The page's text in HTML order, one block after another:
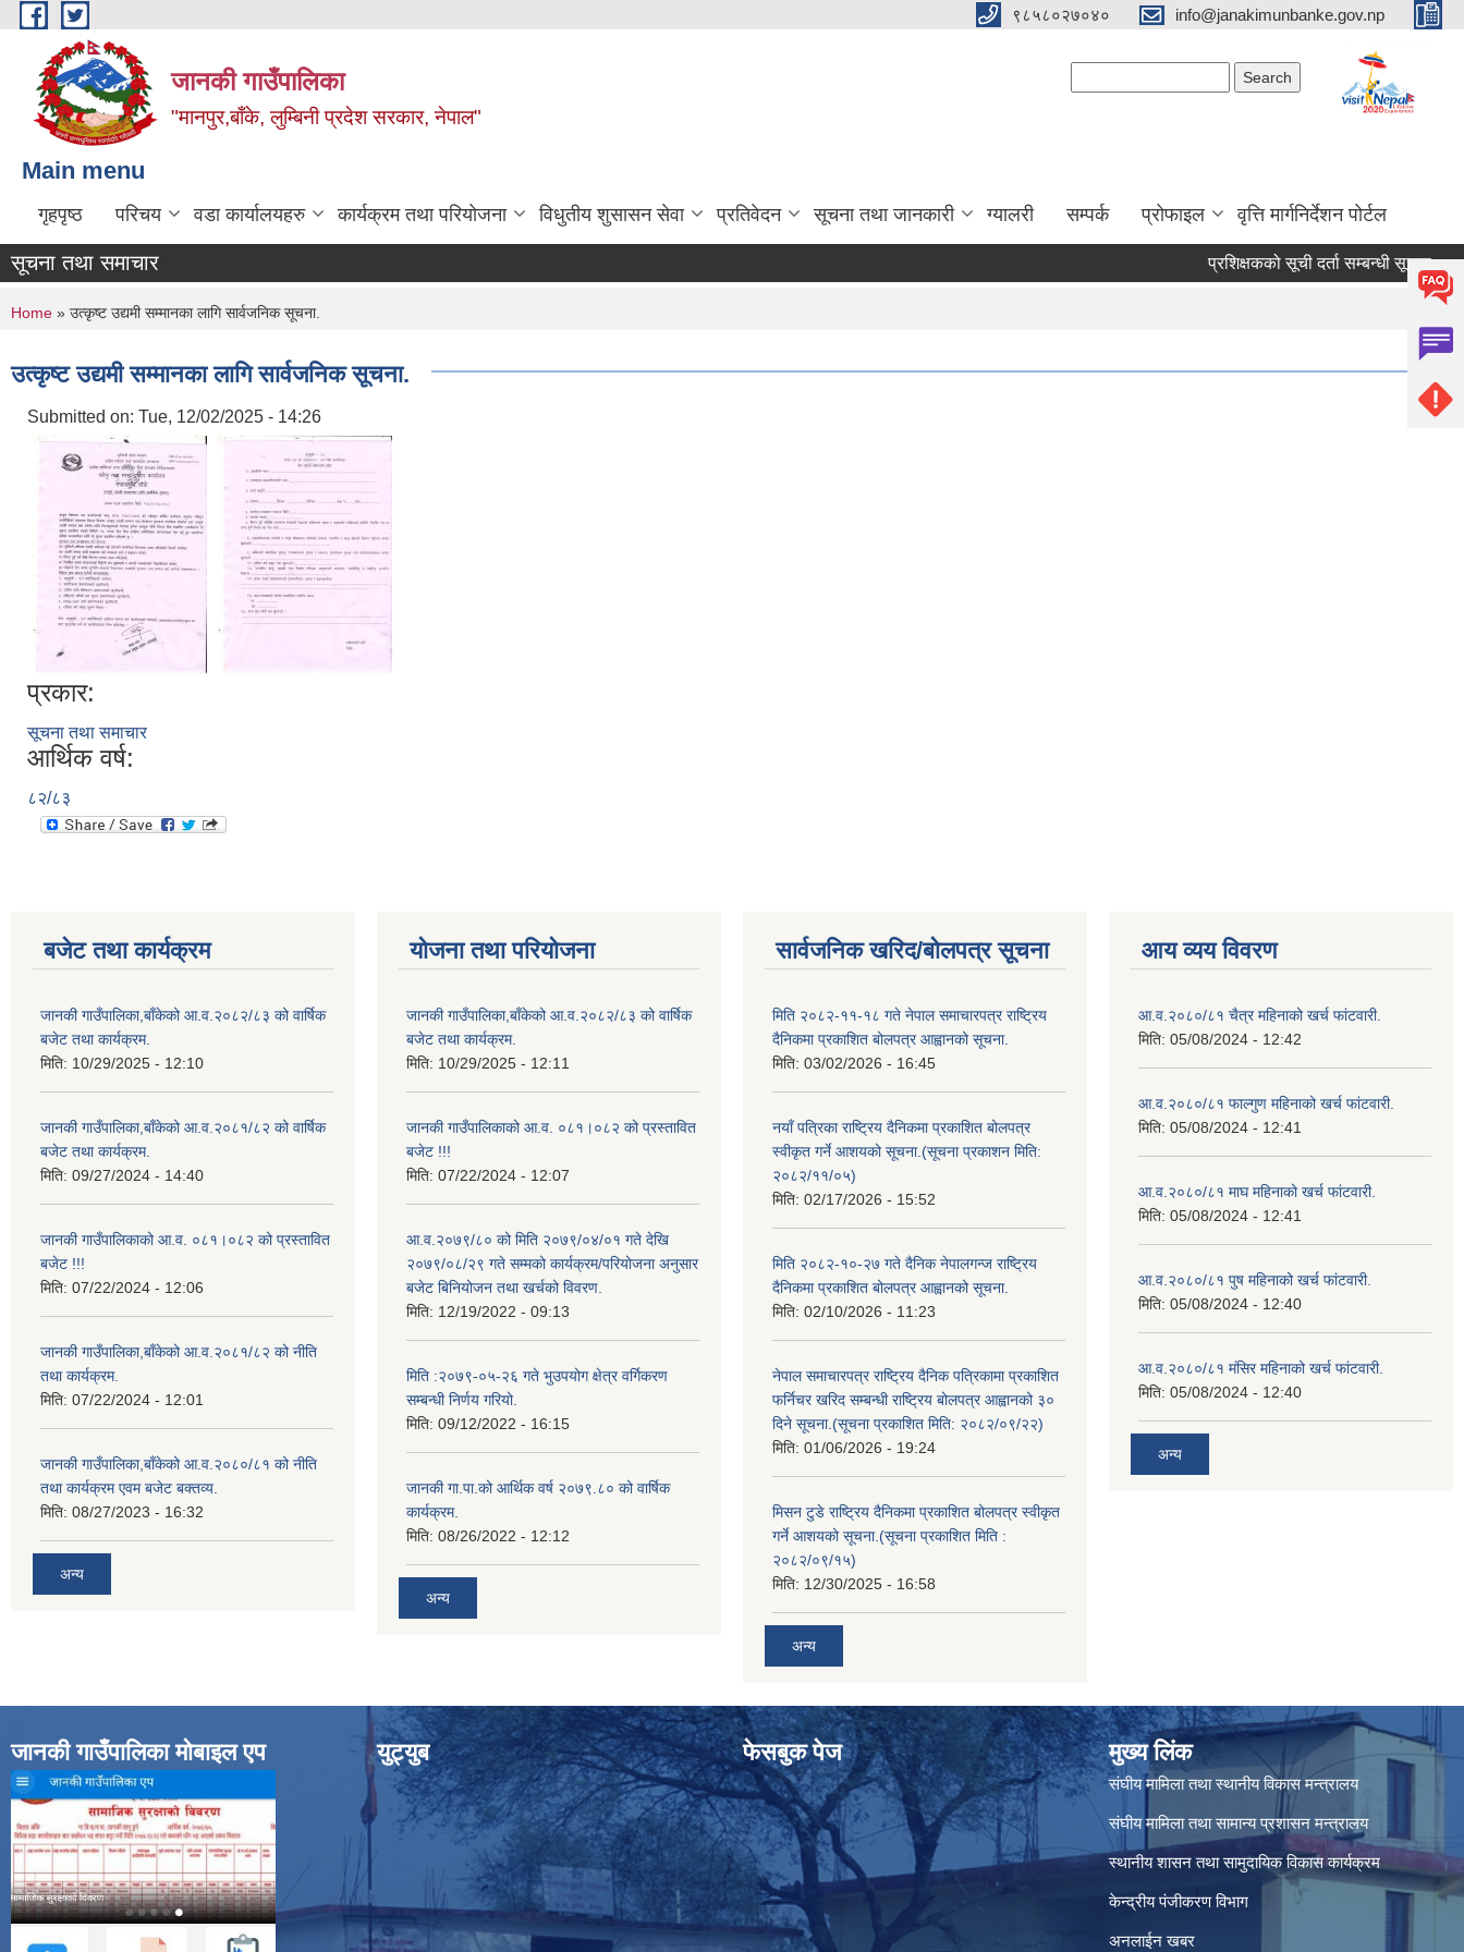
Skip to main content ९८५८०२७०४० info@janakimunbanke.gov.np
जानकी गाउँपालिका
"मानपुर,बाँके, लुम्बिनी प्रदेश सरकार, नेपाल"
Main menu
गृहपृष्ठ परिचय वडा कार्यालयहरु कार्यक्रम तथा परियोजना विधुतीय शुसासन सेवा प्रतिवेदन सूचना तथा जानकारी ग्यालरी सम्पर्क प्रोफाइल वृत्ति मार्गनिर्देशन पोर्टल
सूचना तथा समाचार प्रशिक्षकको सूची दर्ता सम्बन्धी सूचना.
You are here
Home » उत्कृष्ट उद्यमी सम्मानका लागि सार्वजनिक सूचना.
उत्कृष्ट उद्यमी सम्मानका लागि सार्वजनिक सूचना.
Submitted on: Tue, 12/02/2025 - 14:26
प्रकार:
सूचना तथा समाचार
आर्थिक वर्ष:
८२/८३
बजेट तथा कार्यक्रम
जानकी गाउँपालिका,बाँकेको आ.व.२०८२/८३ को वार्षिक
बजेट तथा कार्यक्रम.
मिति: 10/29/2025 - 12:10
जानकी गाउँपालिका,बाँकेको आ.व.२०८१/८२ को वार्षिक
बजेट तथा कार्यक्रम.
मिति: 09/27/2024 - 14:40
जानकी गाउँपालिकाको आ.व. ०८१।०८२ को प्रस्तावित
बजेट !!!
मिति: 07/22/2024 - 12:06
जानकी गाउँपालिका,बाँकेको आ.व.२०८१/८२ को नीति
तथा कार्यक्रम.
मिति: 07/22/2024 - 12:01
जानकी गाउँपालिका,बाँकेको आ.व.२०८०/८१ को नीति
तथा कार्यक्रम एवम बजेट बक्तव्य.
मिति: 08/27/2023 - 16:32
अन्य
योजना तथा परियोजना
जानकी गाउँपालिका,बाँकेको आ.व.२०८२/८३ को वार्षिक
बजेट तथा कार्यक्रम.
मिति: 10/29/2025 - 12:11
जानकी गाउँपालिकाको आ.व. ०८१।०८२ को प्रस्तावित
बजेट !!!
मिति: 07/22/2024 - 12:07
आ.व.२०७९/८० को मिति २०७९/०४/०१ गते देखि
२०७९/०८/२९ गते सम्मको कार्यक्रम/परियोजना अनुसार
बजेट बिनियोजन तथा खर्चको विवरण.
मिति: 12/19/2022 - 09:13
मिति :२०७९-०५-२६ गते भुउपयोग क्षेत्र वर्गिकरण
सम्बन्धी निर्णय गरियो.
मिति: 09/12/2022 - 16:15
जानकी गा.पा.को आर्थिक वर्ष २०७९.८० को वार्षिक
कार्यक्रम.
मिति: 08/26/2022 - 12:12
अन्य
सार्वजनिक खरिद/बोलपत्र सूचना
मिति २०८२-११-१८ गते नेपाल समाचारपत्र राष्ट्रिय
दैनिकमा प्रकाशित बोलपत्र आह्वानको सूचना.
मिति: 03/02/2026 - 16:45
नयाँ पत्रिका राष्ट्रिय दैनिकमा प्रकाशित बोलपत्र
स्वीकृत गर्ने आशयको सूचना.(सूचना प्रकाशन मिति:
२०८२/११/०५)
मिति: 02/17/2026 - 15:52
मिति २०८२-१०-२७ गते दैनिक नेपालगन्ज राष्ट्रिय
दैनिकमा प्रकाशित बोलपत्र आह्वानको सूचना.
मिति: 02/10/2026 - 11:23
नेपाल समाचारपत्र राष्ट्रिय दैनिक पत्रिकामा प्रकाशित
फर्निचर खरिद सम्बन्धी राष्ट्रिय बोलपत्र आह्वानको ३०
दिने सूचना.(सूचना प्रकाशित मिति: २०८२/०९/२२)
मिति: 01/06/2026 - 19:24
मिसन टुडे राष्ट्रिय दैनिकमा प्रकाशित बोलपत्र स्वीकृत
गर्ने आशयको सूचना.(सूचना प्रकाशित मिति :
२०८२/०९/१५)
मिति: 12/30/2025 - 16:58
अन्य
आय व्यय विवरण
आ.व.२०८०/८१ चैत्र महिनाको खर्च फांटवारी.
मिति: 05/08/2024 - 12:42
आ.व.२०८०/८१ फाल्गुण महिनाको खर्च फांटवारी.
मिति: 05/08/2024 - 12:41
आ.व.२०८०/८१ माघ महिनाको खर्च फांटवारी.
मिति: 05/08/2024 - 12:41
आ.व.२०८०/८१ पुष महिनाको खर्च फांटवारी.
मिति: 05/08/2024 - 12:40
आ.व.२०८०/८१ मंसिर महिनाको खर्च फांटवारी.
मिति: 05/08/2024 - 12:40
अन्य
जानकी गाउँपालिका मोबाइल एप युट्युब फेसबुक पेज मुख्य लिंक
संघीय मामिला तथा स्थानीय विकास मन्त्रालय
संघीय मामिला तथा सामान्य प्रशासन मन्त्रालय
स्थानीय शासन तथा सामुदायिक विकास कार्यक्रम
केन्द्रीय पंजीकरण विभाग
अनलाईन खबर